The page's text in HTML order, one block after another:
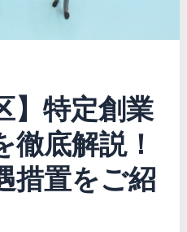
】特定創業
徹底解説！
措置をご紹